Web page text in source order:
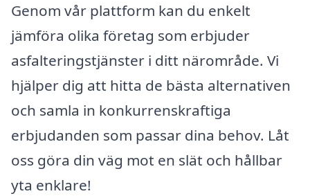
Genom vår plattform kan du enkelt
jämföra olika företag som erbjuder
asfalteringstjänster i ditt närområde. Vi
hjälper dig att hitta de bästa alternativen
och samla in konkurrenskraftiga
erbjudanden som passar dina behov. Låt
oss göra din väg mot en slät och hållbar
yta enklare!